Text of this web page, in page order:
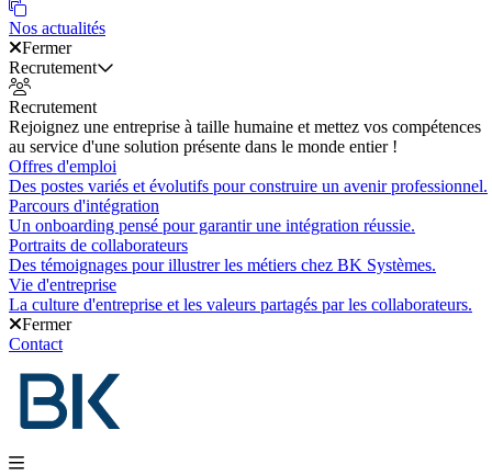
Nos actualités
Fermer
Recrutement
Recrutement
Rejoignez une entreprise à taille humaine et mettez vos compétences
au service d'une solution présente dans le monde entier !
Offres d'emploi
Des postes variés et évolutifs pour construire un avenir professionnel.
Parcours d'intégration
Un onboarding pensé pour garantir une intégration réussie.
Portraits de collaborateurs
Des témoignages pour illustrer les métiers chez BK Systèmes.
Vie d'entreprise
La culture d'entreprise et les valeurs partagés par les collaborateurs.
Fermer
Contact